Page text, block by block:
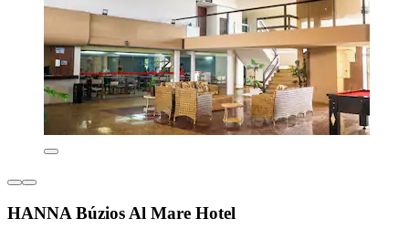
HANNA Búzios Al Mare Hotel